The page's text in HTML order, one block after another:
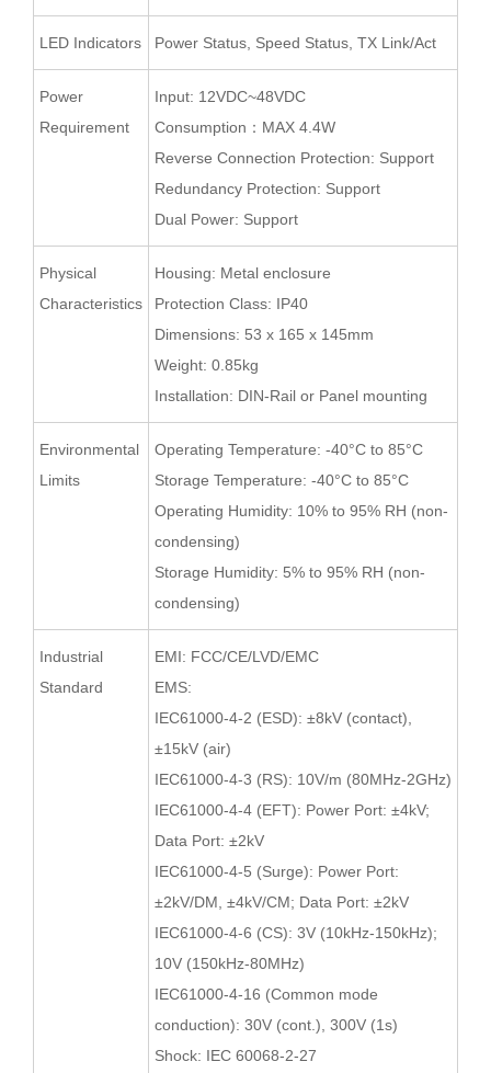
LED Indicators Power Status, Speed Status, TX Link/Act
Power
Requirement
Input: 12VDC~48VDC
Consumption：MAX 4.4W
Reverse Connection Protection: Support
Redundancy Protection: Support
Dual Power: Support
Physical
Characteristics
Housing: Metal enclosure
Protection Class: IP40
Dimensions: 53 x 165 x 145mm
Weight: 0.85kg
Installation: DIN-Rail or Panel mounting
Environmental
Limits
Operating Temperature: -40°C to 85°C
Storage Temperature: -40°C to 85°C
Operating Humidity: 10% to 95% RH (non-
condensing)
Storage Humidity: 5% to 95% RH (non-
condensing)
Industrial
Standard
EMI: FCC/CE/LVD/EMC
EMS:
IEC61000-4-2 (ESD): ±8kV (contact),
±15kV (air)
IEC61000-4-3 (RS): 10V/m (80MHz-2GHz)
IEC61000-4-4 (EFT): Power Port: ±4kV;
Data Port: ±2kV
IEC61000-4-5 (Surge): Power Port:
±2kV/DM, ±4kV/CM; Data Port: ±2kV
IEC61000-4-6 (CS): 3V (10kHz-150kHz);
10V (150kHz-80MHz)
IEC61000-4-16 (Common mode
conduction): 30V (cont.), 300V (1s)
Shock: IEC 60068-2-27